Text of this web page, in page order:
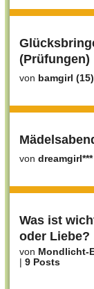
(Prüfungen)
von bamgirl (15)
von dreamgirl***
Was ist
oder Liebe?
von Mondlicht-
| 9 Posts